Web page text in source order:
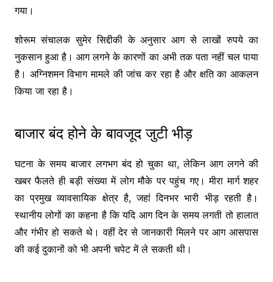
गया।
शोरूम संचालक सुमेर सिद्दीकी के अनुसार आग से लाखों रुपये का
नुकसान हुआ है। आग लगने के कारणों का अभी तक पता नहीं चल पाया
है। अग्निशमन विभाग मामले की जांच कर रहा है और क्षति का आकलन
किया जा रहा है।
बाजार बंद होने के बावजूद जुटी भीड़
घटना के समय बाजार लगभग बंद हो चुका था, लेकिन आग लगने की
खबर फैलते ही बड़ी संख्या में लोग मौके पर पहुंच गए। मीरा मार्ग शहर
का प्रमुख व्यावसायिक क्षेत्र है, जहां दिनभर भारी भीड़ रहती है।
स्थानीय लोगों का कहना है कि यदि आग दिन के समय लगती तो हालात
और गंभीर हो सकते थे। वहीं देर से जानकारी मिलने पर आग आसपास
की कई दुकानों को भी अपनी चपेट में ले सकती थी।